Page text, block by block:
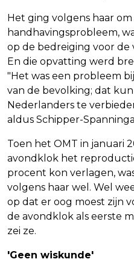
Het ging volgens haar om
handhavingsprobleem,
op de bedreiging voor
En die opvatting werd
"Het was een probleem
van de bevolking; dat
Nederlanders te
aldus Schipper-
Toen het OMT in januari
avondklok het
procent kon verlagen,
volgens haar wel. Wel
op dat er oog moest zijn
de avondklok als eerste
zei ze.
'Geen wiskunde'